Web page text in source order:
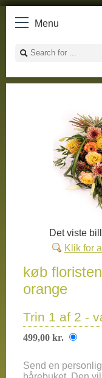
Menu
Det viste
Klik for
køb
orange
Trin 1 af 2 -
499,00 kr.
Send en